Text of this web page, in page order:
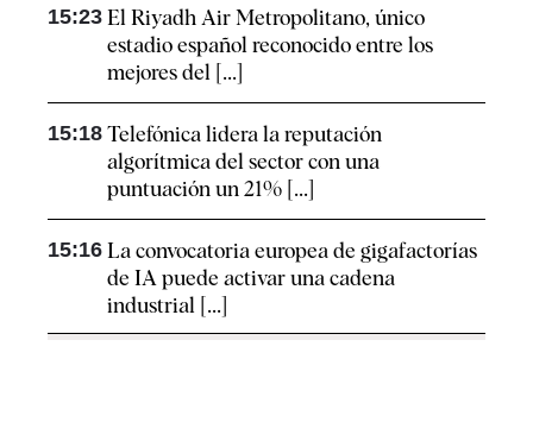
15:23 El Riyadh Air Metropolitano, único
estadio español reconocido entre los
mejores del [...]
15:18 Telefónica lidera la reputación
algorítmica del sector con una
puntuación un 21% [...]
15:16 La convocatoria europea de gigafactorías
de IA puede activar una cadena
industrial [...]